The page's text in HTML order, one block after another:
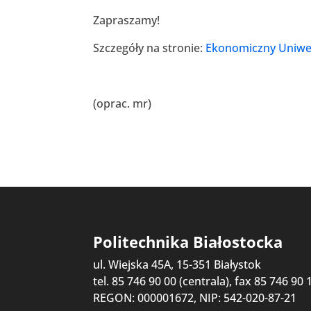
Zapraszamy!
Szczegóły na stronie: Ekonomiczny
(oprac. mr)
Politechnika Białostocka
ul. Wiejska 45A, 15-351 Białystok
tel. 85 746 90 00 (centrala), fax 85 746 90
REGON: 000001672, NIP: 542-020-87-21